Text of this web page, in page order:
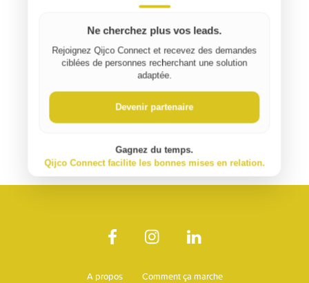
A propos Comment ça marche
Ne cherchez plus vos leads.
Rejoignez Qijco Connect et recevez des demandes
ciblées de personnes recherchant une solution
adaptée.
Devenir partenaire
Gagnez du temps.
Qijco Connect facilite les bonnes mises en relation.